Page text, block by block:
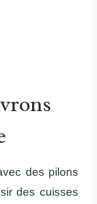
des pilons
des cuisses